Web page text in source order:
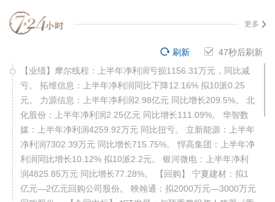
更多
46秒后刷新
刷新
【业绩】摩尔线程：上半年净利润亏损1156.31万元，同比减
亏。 拓维信息：上半年净利润同比下降12.16% 拟10派0.25
元。 力源信息：上半年净利润2.98亿元 同比增长209.5%。 北
化股份：上半年净利润2.25亿元 同比增长111.09%。 华智数
媒：上半年净利润4259.92万元 同比扭亏。 立新能源：上半年
净利润7302.39万元 同比增长715.75%。 悍高集团：上半年净
利润同比增长10.12% 拟10派2.2元。 银河微电：上半年净利
润4825.85万元 同比增长77.28%。 【回购】 宁夏建材：拟1
亿元—2亿元回购公司股份。 映翰通：拟2000万元—3000万元